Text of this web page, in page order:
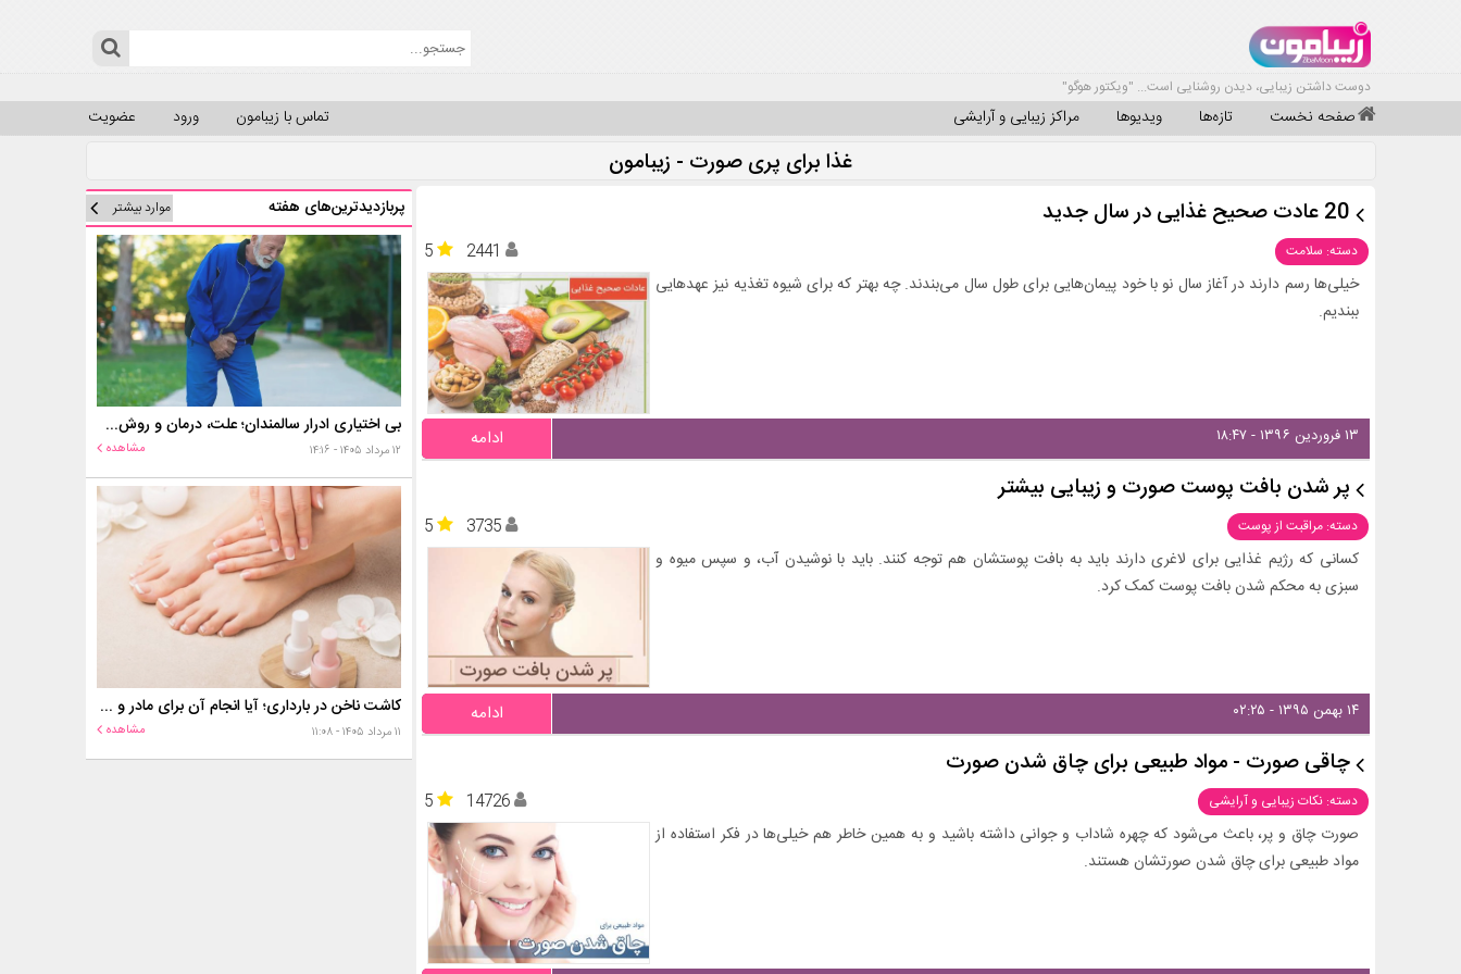
دوست داشتن زیبایی، دیدن روشنایی است... "ویکتور هوگو"
صفحه نخست تازه‌ها ویدیوها مراکز زیبایی و آرایشی عضویت ورود تماس با زیبامون
غذا برای پری صورت - زیبامون
20 عادت صحیح غذایی در سال جدید
دسته: سلامت 5
2441
خیلی‌ها رسم دارند در آغاز سال نو با خود پیمان‌هایی برای طول سال می‌بندند. چه بهتر كه برای شیوه تغذیه نیز عهدهایی
ببندیم.
۱۳ فروردین ۱۳۹۶ - ۱۸:۴۷ ادامه
پر شدن بافت پوست صورت و زیبایی بیشتر
دسته: مراقبت از پوست 5
3735
کسانی که رژیم غذایی برای لاغری دارند باید به بافت پوستشان هم توجه کنند. باید با نوشیدن آب، و سپس میوه و
سبزی به محکم شدن بافت پوست کمک کرد.
۱۴ بهمن ۱۳۹۵ - ۰۲:۲۵ ادامه
چاقی صورت - مواد طبیعی برای چاق شدن صورت
دسته: نکات زیبایی و آرایشی 5
14726
صورت چاق و پر، باعث می‌شود که چهره شاداب‌ و جوانی داشته باشید و به همین خاطر هم خیلی‌ها در فکر استفاده از
مواد طبیعی برای چاق شدن صورتشان هستند.
پربازدیدترین‌های هفته موارد بیشتر
بی اختیاری ادرار سالمندان؛ علت، درمان و روش‌های کنترل در منزل
۱۲ مرداد ۱۴۰۵ - ۱۴:۱۶ مشاهده
کاشت ناخن در بارداری؛ آیا انجام آن برای مادر و جنین خطر دارد؟
۱۱ مرداد ۱۴۰۵ - ۱۱:۰۸ مشاهده